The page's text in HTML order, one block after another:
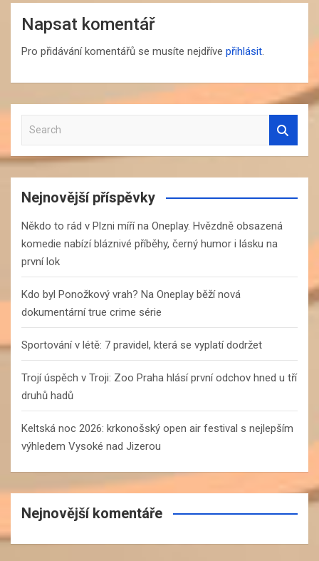
Napsat komentář
Pro přidávání komentářů se musíte nejdříve přihlásit.
a
r
c
Nejnovější příspěvky
Někdo to rád v Plzni míří na Oneplay. Hvězdně obsazená
komedie nabízí bláznivé příběhy, černý humor i lásku na
první lok
Kdo byl Ponožkový vrah? Na Oneplay běží nová
dokumentární true crime série
Sportování v létě: 7 pravidel, která se vyplatí dodržet
Trojí úspěch v Troji: Zoo Praha hlásí první odchov hned u tří
druhů hadů
Keltská noc 2026: krkonošský open air festival s nejlepším
výhledem Vysoké nad Jizerou
Nejnovější komentáře